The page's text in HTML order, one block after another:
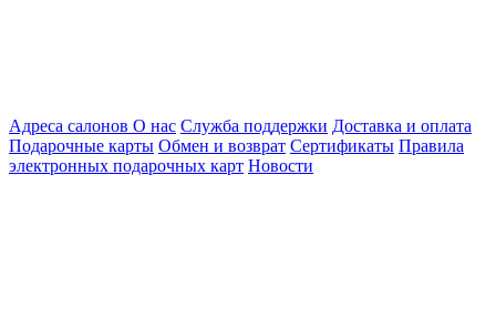
Адреса салонов О нас Служба поддержки Доставка и оплата
Подарочные карты Обмен и возврат Сертификаты Правила
электронных подарочных карт Новости